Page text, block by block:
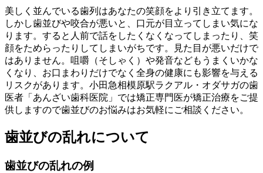
美しく並んでいる歯列はあなたの笑顔をより引き立てます。
しかし歯並びや咬合が悪いと、口元が目立ってしまい気にな
ります。すると人前で話をしたくなくなってしまったり、笑
顔をためらったりしてしまいがちです。見た目が悪いだけで
はありません。咀嚼（そしゃく）や発音などもうまくいかな
くなり、お口まわりだけでなく全身の健康にも影響を与える
リスクがあります。小田急相模原駅ラクアル・オダサガの歯
医者「あんざい歯科医院」では矯正専門医が矯正治療をご提
供しますので歯並びのお悩みはお気軽にご相談ください。
歯並びの乱れについて
歯並びの乱れの例